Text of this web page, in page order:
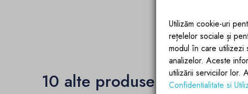
10 alte produse in aceeasi
Utilizăm cookie-uri
rețelelor sociale și
modul în care utilizezi
analizelor. Aceste
utilizării serviciilor lor.
Confidentialitate si